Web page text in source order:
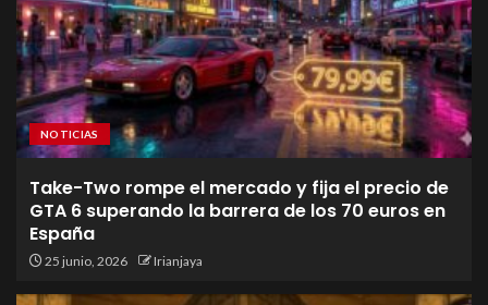
NOTICIAS
Take-Two rompe el mercado y fija el precio de
GTA 6 superando la barrera de los 70 euros en
España
25 junio, 2026 Irianjaya